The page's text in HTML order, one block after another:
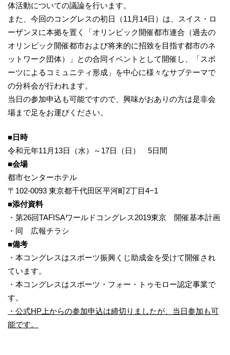
体活動についての議論を行います。
また、今回のコングレスの初日（11月14日）は、スイス・ロ
ーザンヌに本拠を置く「オリンピック開催都市連合（過去の
オリンピック開催都市および将来的に招致を目指す都市のネ
ットワーク団体）」との合同イベントとして開催し、「スポ
ーツによるコミュニティ形成」を中心に様々なサブテーマで
の分科会が行われます。
当日の参加申込も可能ですので、興味がおありの方は是非会
場まで足をお運びください。
■日時
令和元年11月13日（水）～17日（日） 5日間
■会場
都市センターホテル
〒102-0093 東京都千代田区平河町2丁目4−1
■添付資料
・第26回TAFISAワールドコングレス2019東京 開催基本計画
・同 広報チラシ
■備考
・本コングレスはスポーツ振興くじ助成金を受けて開催され
ています。
・本コングレスはスポーツ・フォー・トゥモロー認定事業で
す。
・公式HP上からの参加申込は締切りましたが、当日参加も可
能です。